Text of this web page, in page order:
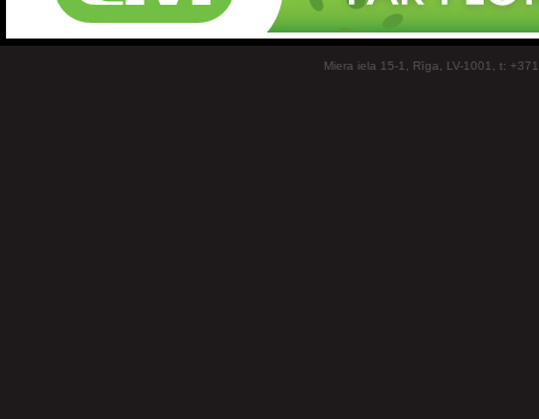
Miera iela 15-1, Rīga, LV-1001, t: